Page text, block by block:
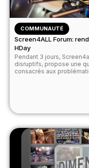
COMMUNAUTÉ
Screen4ALL Forum:
HDay
Pendant 3 jours,
disruptifs, propose une
consacrés aux